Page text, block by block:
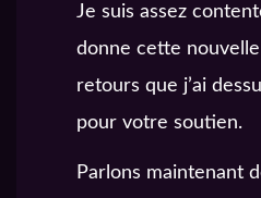
Je suis assez
donne cette
retours que j’ai
pour votre soutien.
Parlons maintenant